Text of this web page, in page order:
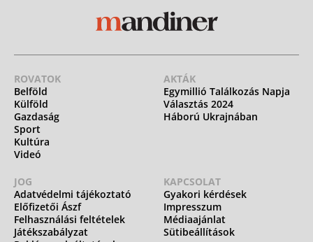
ROVATOK
Belföld
Külföld
Gazdaság
Sport
Kultúra
Videó
AKTÁK
Egymillió Találkozás Napja
Választás 2024
Háború Ukrajnában
JOG
Adatvédelmi tájékoztató
Előfizetői Ászf
Felhasználási feltételek
Játékszabályzat
KAPCSOLAT
Gyakori kérdések
Impresszum
Médiaajánlat
Sütibeállítások